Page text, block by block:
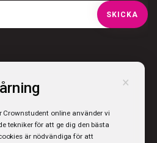
SKICKA
×
online använder vi
tekniker för att ge dig den bästa
är nödvändiga för att